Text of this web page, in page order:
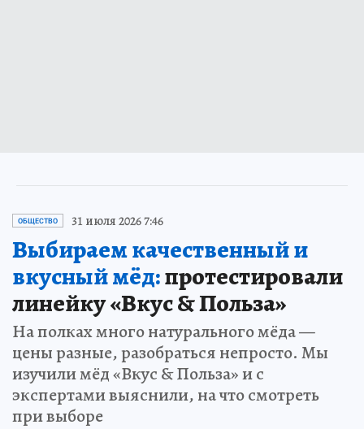
ОБЩЕСТВО 31 июля 2026 7:46
Выбираем качественный и
вкусный мёд:протестировали
линейку «Вкус & Польза»
На полках много натурального мёда —
цены разные, разобраться непросто. Мы
изучили мёд «Вкус & Польза» и с
экспертами выяснили, на что смотреть
при выборе